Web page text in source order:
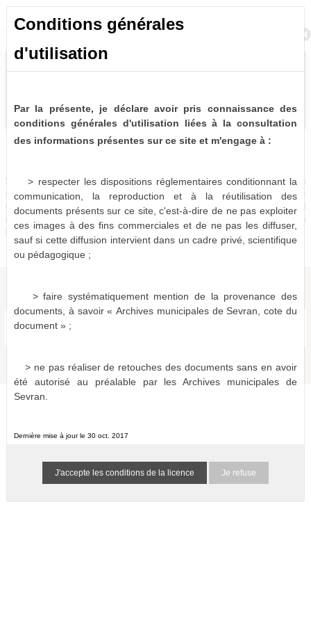
Bulletins et journaux municipaux de Sevran
Sources historiques précieuses, les bulletins et journaux municipaux de Sevran
sont désormais partiellement disponibles à la consultation virtuelle. Pour le
moment, seules les périodes 1963-1975, 1986-1987 et 1996-2001 sont
actuellement numérisées et consultables en ligne, le reste devant être mis à
disposition dans les mois qui viennent.
Bulletins et journaux municipaux de Sevran
Conditions générales
d'utilisation
Par la présente, je déclare avoir pris connaissance des
conditions générales d'utilisation liées à la consultation
des informations présentes sur ce site et m'engage à :
> respecter les dispositions réglementaires conditionnant la
communication, la reproduction et à la réutilisation des
documents présents sur ce site, c'est-à-dire de ne pas exploiter
ces images à des fins commerciales et de ne pas les diffuser,
sauf si cette diffusion intervient dans un cadre privé, scientifique
ou pédagogique ;
> faire systématiquement mention de la provenance des
documents, à savoir « Archives municipales de Sevran, cote du
document » ;
> ne pas réaliser de retouches des documents sans en avoir
été autorisé au préalable par les Archives municipales de
Sevran.
Dernière mise à jour le 30 oct. 2017
Je refuse